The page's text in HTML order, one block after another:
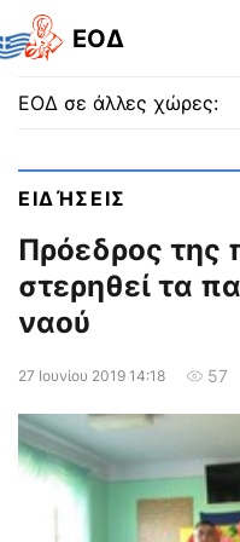
EOΔ
ΕΟΔ σε άλλες χώρες:
ΕΙΔΉΣΕΙΣ
Πρόεδρος της
στερηθεί τα
ναού
27 Ιουνίου 2019 14:18 57